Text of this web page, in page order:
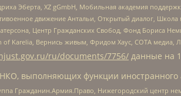
Эберта, XZ gGmbH, Мобильная академия
движение Антальи, Открытый диалог,
Центр Гражданских Свобод, Фонд Бориса
of Karelia, Вернись живым, Фридом Хаус, СОТА медиа,
ru/documents/7756/ данные на
выполняющих функции иностранного
Гражданин.Армия.Право, Нижегородский центр